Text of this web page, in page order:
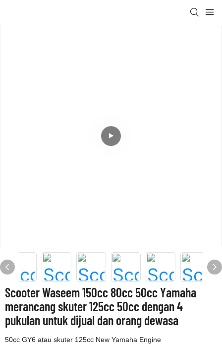
Scooter Waseem 150cc 80cc 50cc Yamaha
merancang skuter 125cc 50cc dengan 4
pukulan untuk dijual dan orang dewasa
50cc GY6 atau skuter 125cc New Yamaha Engine